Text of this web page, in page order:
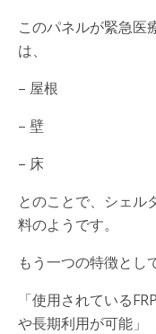
このパネルが緊急医
は、
– 屋根
– 壁
– 床
とのことで、シェル
料のようです。
もう一つの特徴とし
「使用されている
や長期利用が可能」